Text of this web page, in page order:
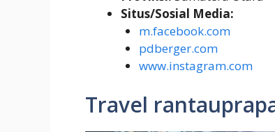
Situs/Sosial Media:
m.facebook.com
pdberger.com
www.instagram.com
Travel